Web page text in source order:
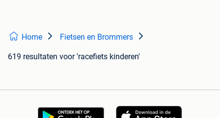
Home Fietsen en Brommers
619 resultaten voor 'racefiets kinderen'